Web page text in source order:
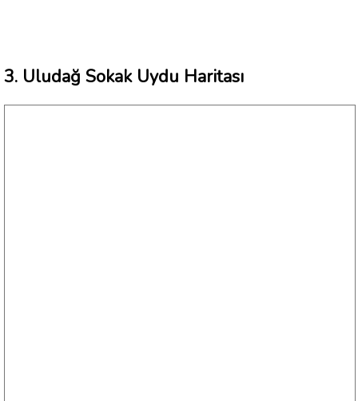
3. Uludağ Sokak Uydu Haritası